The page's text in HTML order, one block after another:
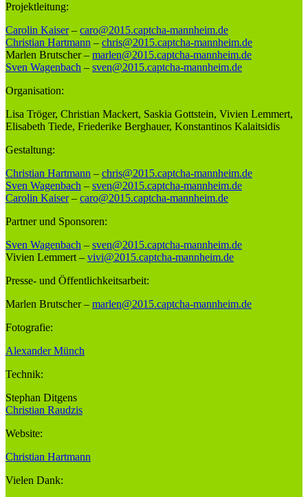
Projektleitung:
Carolin Kaiser– caro@2015.captcha-mannheim.de
Christian Hartmann – chris@2015.captcha-mannheim.de
Marlen Brutscher – marlen@2015.captcha-mannheim.de
Sven Wagenbach – sven@2015.captcha-mannheim.de
Organisation:
Lisa Tröger, Christian Mackert, Saskia Gottstein, Vivien Lemmert,
Elisabeth Tiede, Friederike Berghauer, Konstantinos Kalaitsidis
Gestaltung:
Christian Hartmann – chris@2015.captcha-mannheim.de
Sven Wagenbach – sven@2015.captcha-mannheim.de
Carolin Kaiser– caro@2015.captcha-mannheim.de
Partner und Sponsoren:
Sven Wagenbach – sven@2015.captcha-mannheim.de
Vivien Lemmert – vivi@2015.captcha-mannheim.de
Presse- und Öffentlichkeitsarbeit:
Marlen Brutscher – marlen@2015.captcha-mannheim.de
Fotografie:
Alexander Münch
Technik:
Stephan Ditgens
Christian Raudzis
Website:
Christian Hartmann
Vielen Dank: